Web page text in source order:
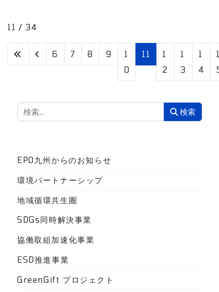
11 / 34
6 7 8 9
1
0
11
1
2
1
3
1
4
検索 検索
EPO九州からのお知らせ
環境パートナーシップ
地域循環共生圏
SDGs同時解決事業
協働取組加速化事業
ESD推進事業
GreenGift プロジェクト